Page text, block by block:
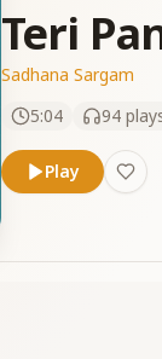
Teri
Sadhana Sargam
5:04
94
Play